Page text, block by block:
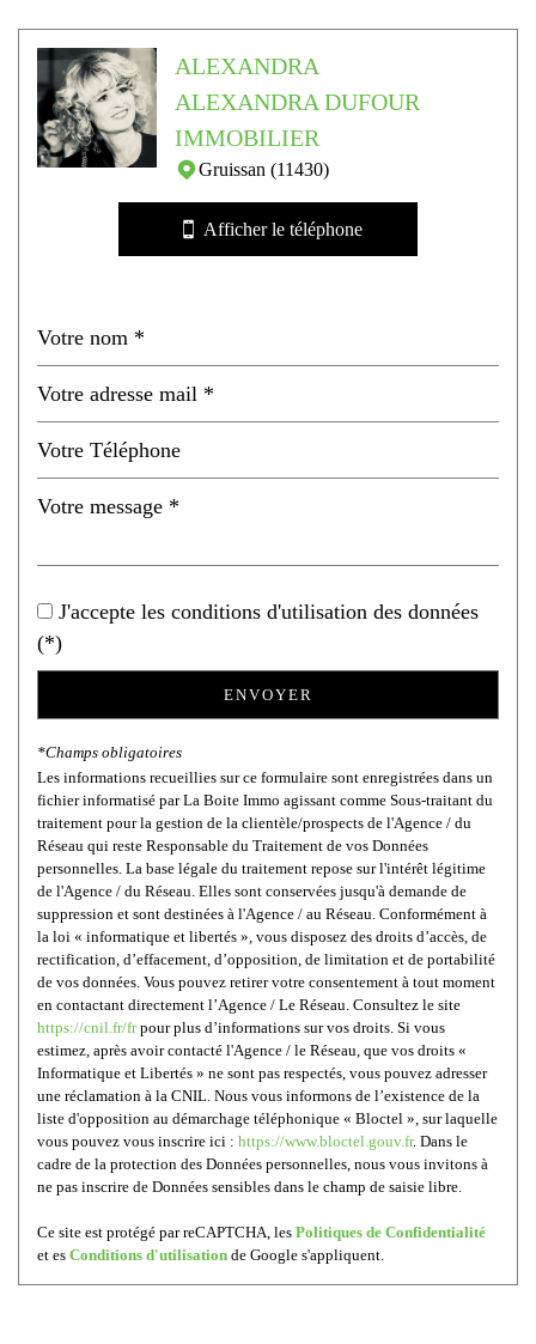
École maternelle
École primaire
Bibliothèque
statistiques
Nombre d'habitants
Taxe habitation
Taxe foncière
Habitants de plus de 55 ans
42,59 %
Nombre d'enfants par famille
Maisons
53,55 %
Familles avec 3 enfants
ALEXANDRA
ALEXANDRA DUFOUR
IMMOBILIER
Gruissan (11430)
Afficher le téléphone
J'accepte les conditions d'utilisation des données
(*)
ENVOYER
*Champs obligatoires
Les informations recueillies sur ce formulaire sont enregistrées dans un
fichier informatisé par La Boite Immo agissant comme Sous-traitant du
traitement pour la gestion de la clientèle/prospects de l'Agence / du
Réseau qui reste Responsable du Traitement de vos Données
personnelles. La base légale du traitement repose sur l'intérêt légitime
de l'Agence / du Réseau. Elles sont conservées jusqu'à demande de
suppression et sont destinées à l'Agence / au Réseau. Conformément à
la loi « informatique et libertés », vous disposez des droits d’accès, de
rectification, d’effacement, d’opposition, de limitation et de portabilité
de vos données. Vous pouvez retirer votre consentement à tout moment
en contactant directement l’Agence / Le Réseau. Consultez le site
https://cnil.fr/frpour plus d’informations sur vos droits. Si vous
estimez, après avoir contacté l'Agence / le Réseau, que vos droits «
Informatique et Libertés » ne sont pas respectés, vous pouvez adresser
une réclamation à la CNIL. Nous vous informons de l’existence de la
liste d'opposition au démarchage téléphonique « Bloctel », sur laquelle
vous pouvez vous inscrire ici : https://www.bloctel.gouv.fr. Dans le
cadre de la protection des Données personnelles, nous vous invitons à
ne pas inscrire de Données sensibles dans le champ de saisie libre.
Ce site est protégé par reCAPTCHA, les Politiques de Confidentialité
et es Conditions d'utilisation de Google s'appliquent.